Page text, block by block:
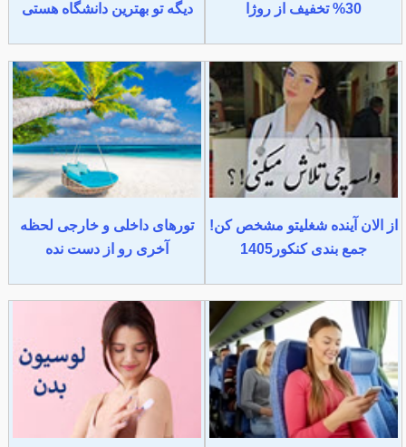
30% تخفیف از روژا
دیگه تو بهترین دانشگاه هستی
از الان آینده شغلیتو مشخص کن!
جمع بندی کنکور1405
تورهای داخلی و خارجی لحظه
آخری رو از دست نده